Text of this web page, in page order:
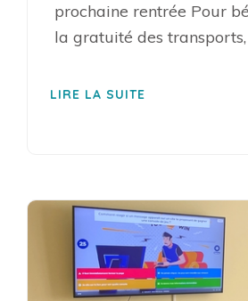
prochaine rentrée Pour
la gratuité des
LIRE LA SUITE